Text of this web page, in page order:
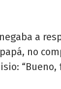
a
no
“Bueno,